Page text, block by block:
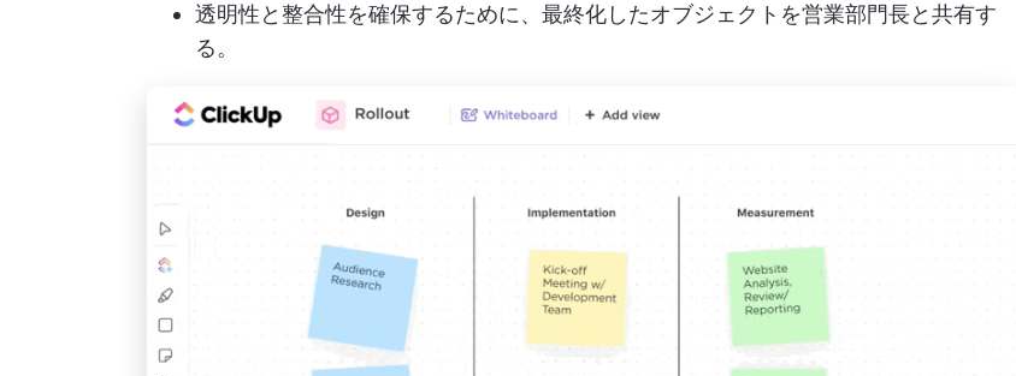
透明性と整合性を確保するために、最終化したオブジェクトを営業部門長と共有す
る。